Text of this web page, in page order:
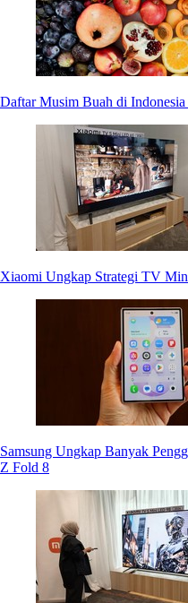
Daftar Musim Buah di
Xiaomi Ungkap Strategi TV
Samsung Ungkap Banyak
Z Fold 8